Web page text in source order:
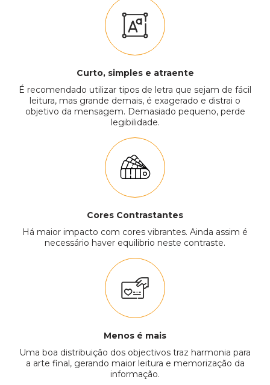
Curto, simples e atraente
É recomendado utilizar tipos de letra que sejam de fácil
leitura, mas grande demais, é exagerado e distrai o
objetivo da mensagem. Demasiado pequeno, perde
legibilidade.
Cores Contrastantes
Há maior impacto com cores vibrantes. Ainda assim é
necessário haver equilibrio neste contraste.
Menos é mais
Uma boa distribuição dos objectivos traz harmonia para
a arte final, gerando maior leitura e memorização da
informação.